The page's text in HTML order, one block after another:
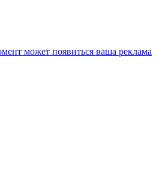
может появиться ваша реклама